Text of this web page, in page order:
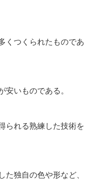
くつくられたものであ
いものである。
られる熟練した技術を
独自の色や形など、